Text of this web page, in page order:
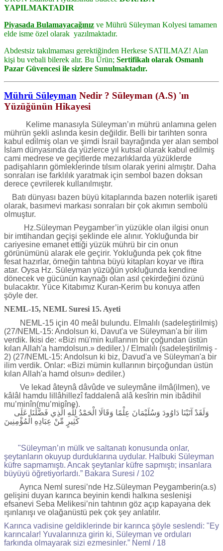
YAPILMAKTADIR
Piyasada Bulamayacağınız ve Mührü Süleyman Kolyesi tamamen
elde isme özel olarak yazılmaktadır.
Abdestsiz takılmaması gerektiğinden Herkese SATILMAZ! Alan
kişi bu vebali bilerek alır. Bu Ürün; Sertifikalı olarak Osmanlı
Pazar Güvencesi ile sizlere Sunulmaktadır.
Mührü Süleyman Nedir ? Süleyman (A.S) 'ın
Yüzüğünün Hikayesi
Kelime manasıyla Süleyman’ın mührü anlamına gelen
mührün şekli aslında kesin değildir. Belli bir tarihten sonra
kabul edilmiş olan ve şimdi İsrail bayrağında yer alan sembol
İslam dünyasında da yüzlerce yıl kutsal olarak kabul edilmiş
cami medrese ve geçitlerde mezarlıklarda yüzüklerde
padişahların gömleklerinde tılsım olarak yerini almıştır. Daha
sonraları ise farklılık yaratmak için sembol bazen doksan
derece çevrilerek kullanılmıştır.
Batı dünyası bazen büyü kitaplarında bazen noterlik işareti
olarak, basımevi markası sonraları bir çok akımın sembolü
olmuştur.
Hz.Süleyman Peygamber’in yüzükle olan ilgisi onun
bir imtihandan geçişi şeklinde ele alınır. Yokluğunda bir
cariyesine emanet ettiği yüzük mührü bir cin onun
görünümünü alarak ele geçirir. Yokluğunda pek çok fitne
fesat hazırlar, örneğin tahtına büyü kitapları koyar ve iftira
atar. Oysa Hz. Süleyman yüzüğün yokluğunda kendine
dönecek ve gücünün kaynağı olan asıl çekirdeğini özünü
bulacaktır. Yüce Kitabımız Kuran-Kerim bu konuya atfen
şöyle der.
NEML-15, NEML Suresi 15. Ayeti
NEML-15 için 40 meâl bulundu. Elmalılı (sadeleştirilmiş)
(27/NEML-15: Andolsun ki, Davut'a ve Süleyman'a bir ilim
verdik. İkisi de: «Bizi mü'min kullarının bir çoğundan üstün
kılan Allah'a hamdolsun.» dediler.) / Elmalılı (sadeleştirilmiş -
2) (27/NEML-15: Andolsun ki biz, Davud'a ve Süleyman'a bir
ilim verdik. Onlar: «Bizi mümin kullarının birçoğundan üstün
kılan Allah'a hamd olsun» dediler.)
Ve lekad âteynâ dâvûde ve suleymâne ilmâ(ilmen), ve
kâlâl hamdu lillâhillezî faddalenâ alâ kesîrin min ibâdihil
mu’minîn(mu’minîne).
كَثِيرٍ مِّنْ عِبَادِهِ الْمُؤْمِنِينَ
"Süleyman’ın mülk ve saltanatı konusunda onlar,
şeytanların okuyup durduklarına uydular. Halbuki Süleyman
küfre sapmamıştı. Ancak şeytanlar küfre sapmıştı; insanlara
büyüyü öğretiyorlardı.” Bakara Suresi / 102
Ayrıca Neml suresi’nde Hz.Süleyman Peygamberin(a.s)
gelişini duyan karınca beyinin kendi halkına seslenişi
efsanevi Seba Melikesi’nin tahtının göz açıp kapayana dek
ışınlanışı ve olağanüstü pek çok şey anlatılır.
Karınca vadisine geldiklerinde bir karınca şöyle seslendi: "Ey
karıncalar! Yuvalarınıza girin ki, Süleyman ve orduları
farkında olmayarak sizi ezmesinler.” Neml / 18